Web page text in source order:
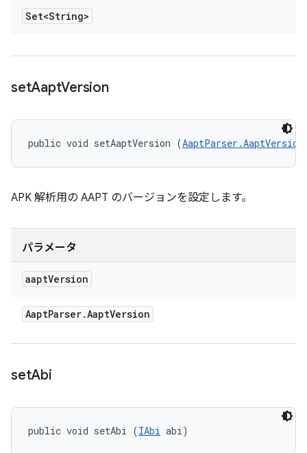
Set<String>
setAaptVersion
public void setAaptVersion (AaptParser.AaptVersion
APK 解析用の AAPT のバージョンを設定します。
パラメータ
aaptVersion
AaptParser.AaptVersion
setAbi
public void setAbi (IAbi abi)